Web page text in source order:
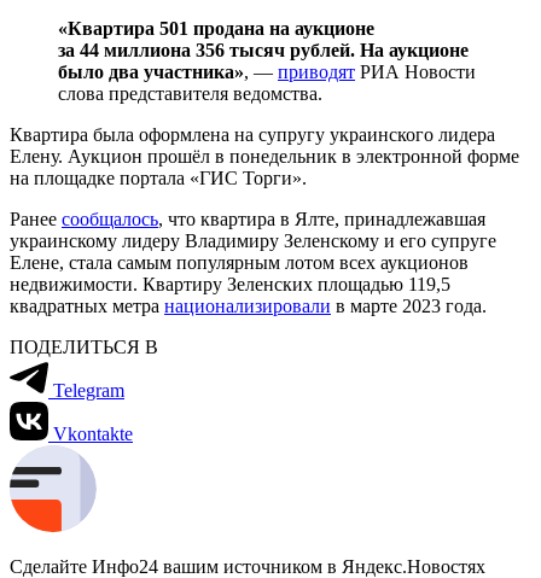
«Квартира 501 продана на аукционе
за 44 миллиона 356 тысяч рублей. На аукционе
было два участника», — приводят РИА Новости
слова представителя ведомства.
Квартира была оформлена на супругу украинского лидера
Елену. Аукцион прошёл в понедельник в электронной форме
на площадке портала «ГИС Торги».
Ранее сообщалось, что квартира в Ялте, принадлежавшая
украинскому лидеру Владимиру Зеленскому и его супруге
Елене, стала самым популярным лотом всех аукционов
недвижимости. Квартиру Зеленских площадью 119,5
квадратных метра национализировали в марте 2023 года.
ПОДЕЛИТЬСЯ В
Telegram
Vkontakte
Сделайте Инфо24 вашим источником в Яндекс.Новостях